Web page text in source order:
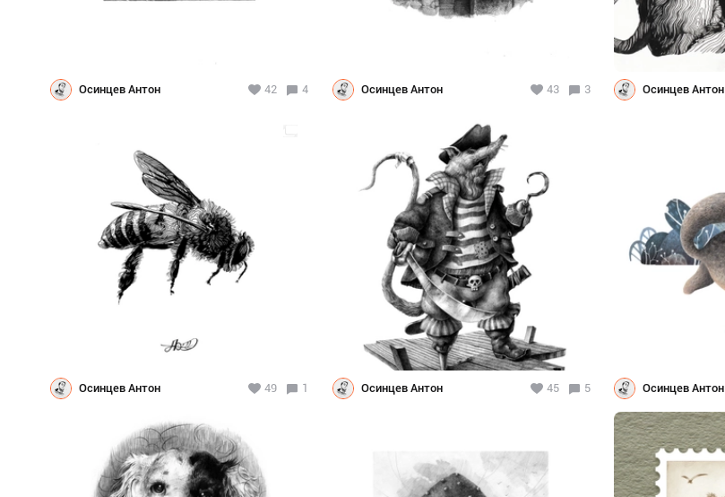
Осинцев Антон 42 4 Осинцев Антон 43 3 Осинцев Антон
Осинцев Антон 49 1 Осинцев Антон 45 5 Осинцев Антон